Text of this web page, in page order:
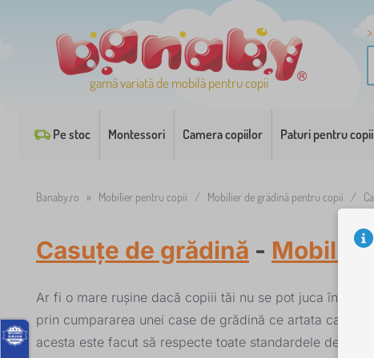
gamă variată de mobilă pentru copii
Pe stoc Montessori Camera copiilor Paturi pentru copii
Banaby.ro » Mobilier pentru copii / Mobilier de grădină pentru copii /
Casuțe de grădină - Mobilier
Ar fi o mare rușine dacă copiii tăi nu se pot juca în
prin cumpararea unei case de grădină ce artata ca un
acesta este facut să respecte toate standardele de